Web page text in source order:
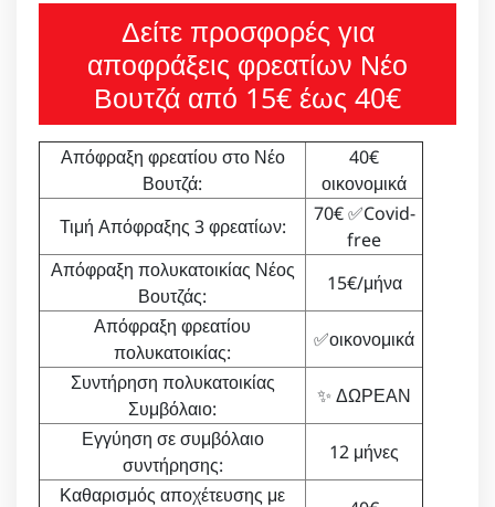
Δείτε προσφορές για
αποφράξεις φρεατίων Νέο
Βουτζά από 15€ έως 40€
Απόφραξη φρεατίου στο Νέο
Βουτζά:
40€
οικονομικά
Τιμή Απόφραξης 3 φρεατίων:
70€ ✅Covid-
free
Απόφραξη πολυκατοικίας Νέος
Βουτζάς:
15€/μήνα
Απόφραξη φρεατίου
πολυκατοικίας:
✅οικονομικά
Συντήρηση πολυκατοικίας
Συμβόλαιο:
✨ ΔΩΡΕΑΝ
Εγγύηση σε συμβόλαιο
συντήρησης:
12 μήνες
Καθαρισμός αποχέτευσης με